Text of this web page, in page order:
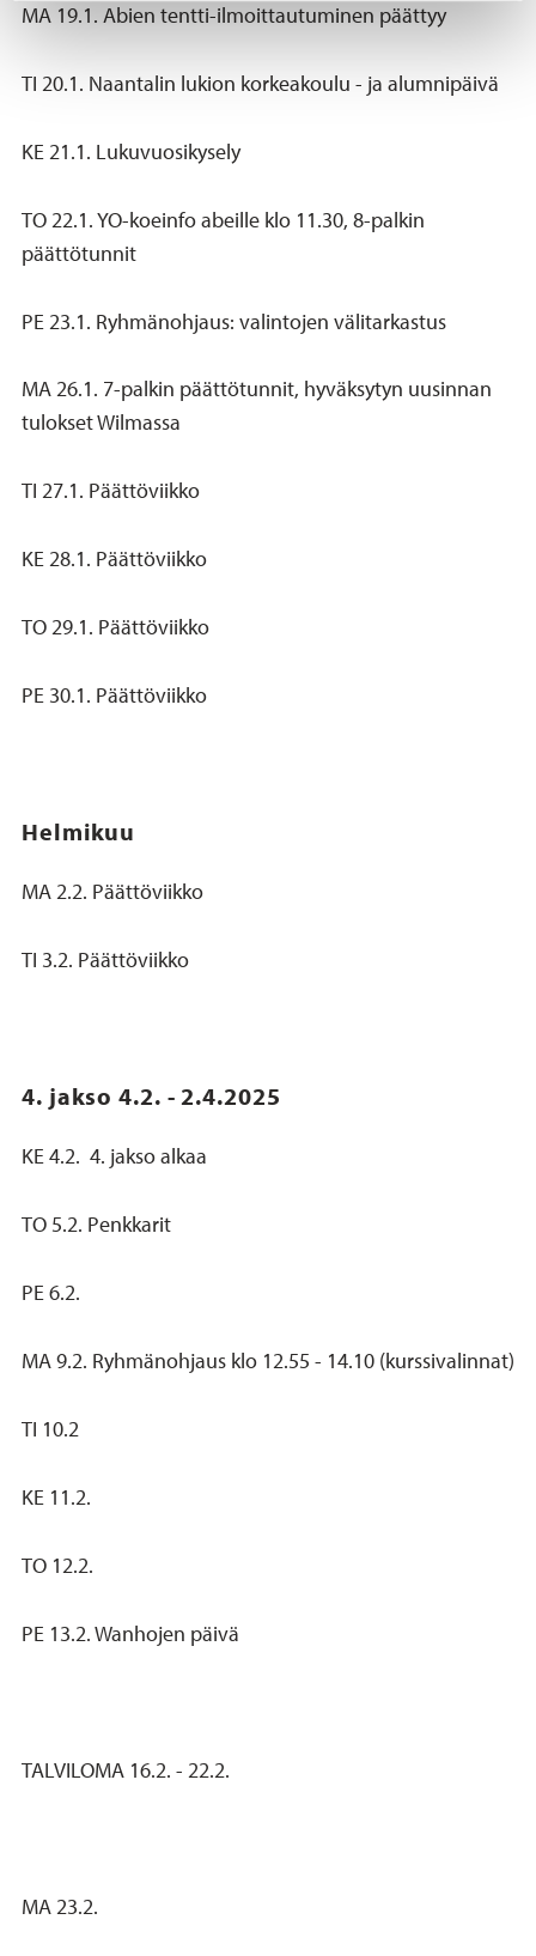
MA 19.1. Abien tentti-ilmoittautuminen päättyy
TI 20.1. Naantalin lukion korkeakoulu - ja alumnipäivä
KE 21.1. Lukuvuosikysely
TO 22.1. YO-koeinfo abeille klo 11.30, 8-palkin
päättötunnit
PE 23.1. Ryhmänohjaus: valintojen välitarkastus
MA 26.1. 7-palkin päättötunnit, hyväksytyn uusinnan
tulokset Wilmassa
TI 27.1. Päättöviikko
KE 28.1. Päättöviikko
TO 29.1. Päättöviikko
PE 30.1. Päättöviikko
Helmikuu
MA 2.2. Päättöviikko
TI 3.2. Päättöviikko
4. jakso 4.2. - 2.4.2025
KE 4.2. 4. jakso alkaa
TO 5.2. Penkkarit
PE 6.2.
MA 9.2. Ryhmänohjaus klo 12.55 - 14.10 (kurssivalinnat)
TI 10.2
KE 11.2.
TO 12.2.
PE 13.2. Wanhojen päivä
TALVILOMA 16.2. - 22.2.
MA 23.2.